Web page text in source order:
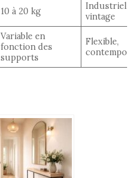
10 à 20 kg
Industriel
vintage
Variable en
fonction des
supports
Flexible,